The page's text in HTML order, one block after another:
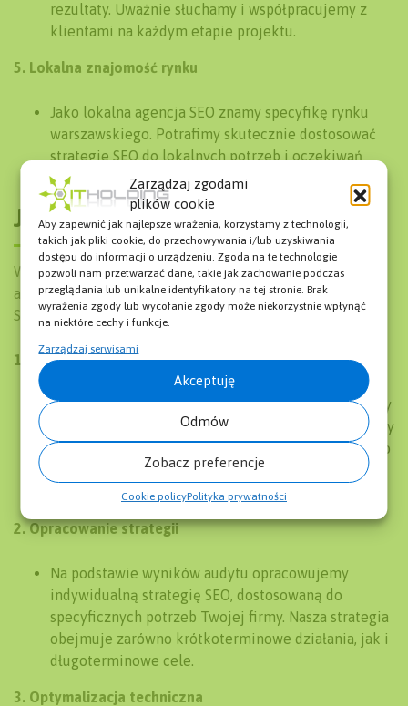
Zarządzaj zgodami
plików cookie
Aby zapewnić jak najlepsze wrażenia, korzystamy z technologii,
takich jak pliki cookie, do przechowywania i/lub uzyskiwania
dostępu do informacji o urządzeniu. Zgoda na te technologie
pozwoli nam przetwarzać dane, takie jak zachowanie podczas
przeglądania lub unikalne identyfikatory na tej stronie. Brak
wyrażenia zgody lub wycofanie zgody może niekorzystnie wpłynąć
na niektóre cechy i funkcje.
Zarządzaj serwisami
Akceptuję
Odmów
Zobacz preferencje
Cookie policyPolityka prywatności
rezultaty. Uważnie słuchamy i współpracujemy z
klientami na każdym etapie projektu.
5. Lokalna znajomość rynku
Jako lokalna agencja SEO znamy specyfikę rynku
warszawskiego. Potrafimy skutecznie dostosować
strategie SEO do lokalnych potrzeb i oczekiwań
klientów, co przekłada się na lepsze wyniki.
Jak działamy?
W IT Holding stosujemy sprawdzone metody i narzędzia,
aby zapewnić naszym klientom najwyższą jakość usług
SEO. Nasz proces składa się z kilku kluczowych etapów:
1. Audyt SEO
Rozpoczynamy od szczegółowego audytu SEO, który
pozwala nam zidentyfikować mocne strony i obszary
do poprawy na Twojej stronie. Analizujemy zarówno
aspekty techniczne, jak i treści oraz profil linków
2. Opracowanie strategii
Na podstawie wyników audytu opracowujemy
indywidualną strategię SEO, dostosowaną do
specyficznych potrzeb Twojej firmy. Nasza strategia
obejmuje zarówno krótkoterminowe działania, jak i
długoterminowe cele.
3. Optymalizacja techniczna